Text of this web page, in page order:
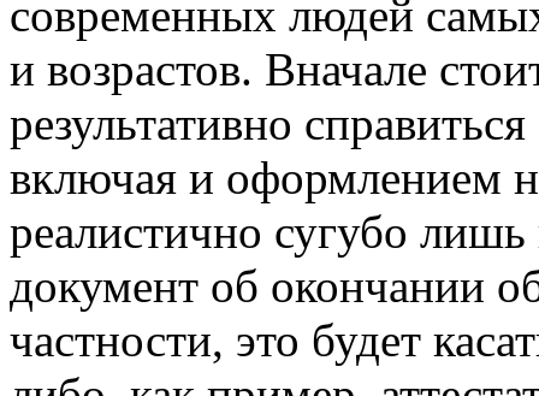
современных людей
и возрастов. Вначале
результативно
включая и оформлением
реалистично сугубо лишь
документ об окончании
частности, это будет